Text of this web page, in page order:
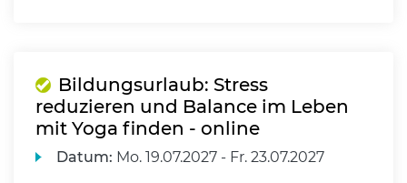
Bildungsurlaub: Stress
reduzieren und Balance im Leben
mit Yoga finden - online
Datum: Mo. 19.07.2027 - Fr. 23.07.2027